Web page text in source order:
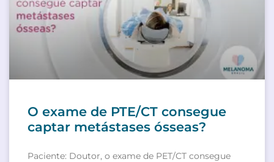
O exame de PTE/CT consegue
captar metástases ósseas?
Paciente: Doutor, o exame de PET/CT consegue